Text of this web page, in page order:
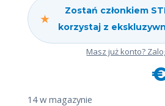
★
Zostań członkiem
korzystaj z
Masz już konto?
14 w magazynie